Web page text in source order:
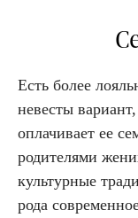
Есть более
невесты
оплачивает ее
родителями
культурные
рода